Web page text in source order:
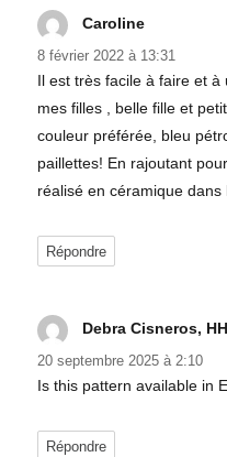
Caroline
8 février 2022 à 13:31
Il est très facile à faire et à
mes filles , belle fille et
couleur préférée, bleu
paillettes! En rajoutant
réalisé en céramique
Répondre
Debra Cisneros,
20 septembre 2025 à 2:10
Is this pattern available in
Répondre